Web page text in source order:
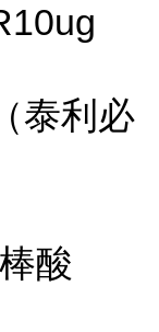
泰利必
酸